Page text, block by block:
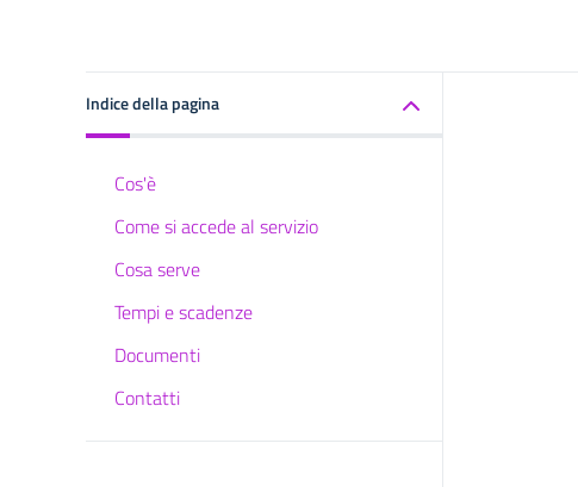
Indice della pagina
Cos'è
Come si accede al servizio
Cosa serve
Tempi e scadenze
Documenti
Contatti